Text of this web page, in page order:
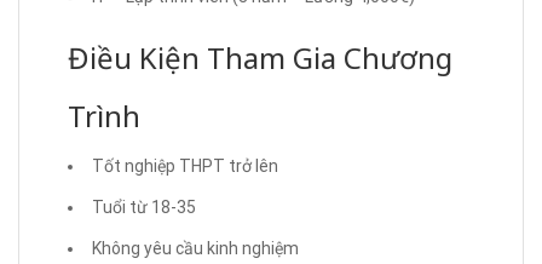
Điều Kiện Tham Gia Chương
Trình
Tốt nghiệp THPT trở lên
Tuổi từ 18-35
Không yêu cầu kinh nghiệm